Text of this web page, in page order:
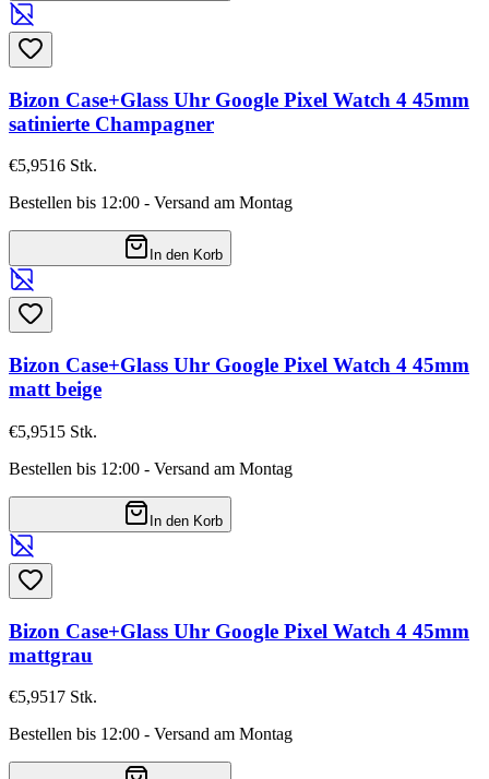
Bizon Case+Glass Uhr Google Pixel Watch 4 45mm
satinierte Champagner
€5,9516 Stk.
Bestellen bis 12:00 - Versand am Montag
In den Korb
Bizon Case+Glass Uhr Google Pixel Watch 4 45mm
matt beige
€5,9515 Stk.
Bestellen bis 12:00 - Versand am Montag
In den Korb
Bizon Case+Glass Uhr Google Pixel Watch 4 45mm
mattgrau
€5,9517 Stk.
Bestellen bis 12:00 - Versand am Montag